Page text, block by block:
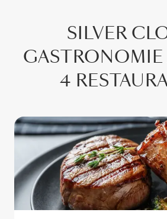
SILVER
GASTRONOMIE
4